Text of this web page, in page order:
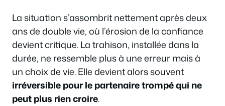
La situation s’assombrit nettement après deux
ans de double vie, où l’érosion de la confiance
devient critique. La trahison, installée dans la
durée, ne ressemble plus à une erreur mais à
un choix de vie. Elle devient alors souvent
irréversible pour le partenaire trompé qui ne
peut plus rien croire.